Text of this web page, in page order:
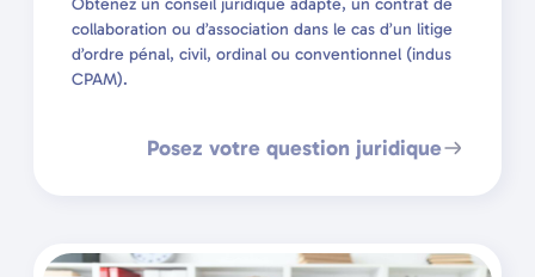
collaboration ou d’association dans le cas d’un litige
d’ordre pénal, civil, ordinal ou conventionnel (indus
CPAM).
Posez votre question juridique